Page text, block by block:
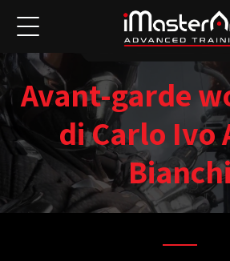
Avant-garde
di Carlo Ivo